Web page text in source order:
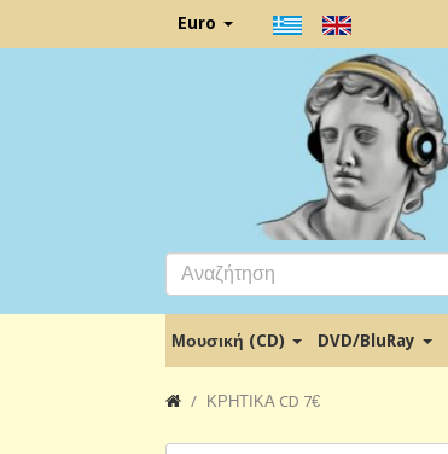
Euro
Μουσική (CD) DVD/BluRay
ΚΡΗΤΙΚΑ CD 7€